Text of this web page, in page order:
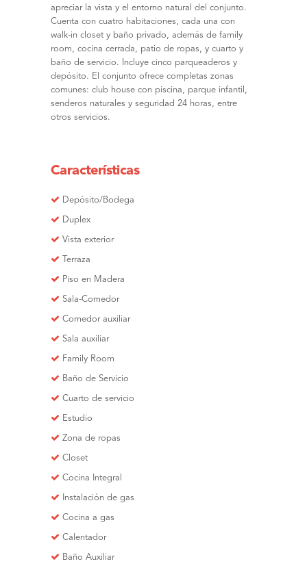
apreciar la vista y el entorno natural del conjunto.
Cuenta con cuatro habitaciones, cada una con
walk-in closet y baño privado, además de family
room, cocina cerrada, patio de ropas, y cuarto y
baño de servicio. Incluye cinco parqueaderos y
depósito. El conjunto ofrece completas zonas
comunes: club house con piscina, parque infantil,
senderos naturales y seguridad 24 horas, entre
otros servicios.
Características
Depósito/Bodega
Duplex
Vista exterior
Terraza
Piso en Madera
Sala-Comedor
Comedor auxiliar
Sala auxiliar
Family Room
Baño de Servicio
Cuarto de servicio
Estudio
Zona de ropas
Closet
Cocina Integral
Instalación de gas
Cocina a gas
Calentador
Baño Auxiliar